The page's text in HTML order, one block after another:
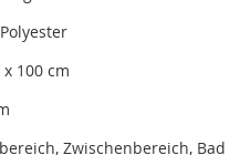
100 cm
Zwischenbereich, Bad